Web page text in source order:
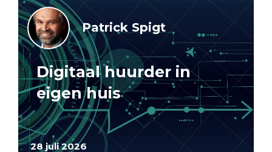
28 juli 2026
Patrick Spigt
Digitaal huurder in
eigen huis